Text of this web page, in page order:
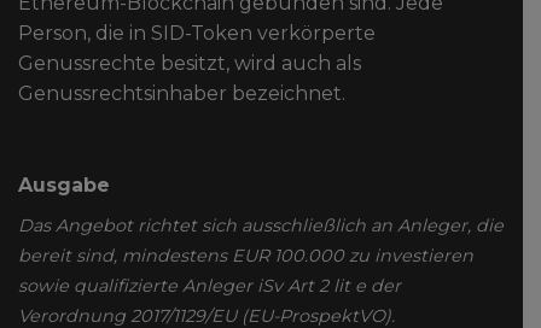
Person, die in SID-Token verkörperte
Genussrechte besitzt, wird auch als
Genussrechtsinhaber bezeichnet.
Ausgabe
Das Angebot richtet sich ausschließlich an Anleger, die
bereit sind, mindestens EUR 100.000 zu investieren
sowie qualifizierte Anleger iSv Art 2 lit e der
Verordnung 2017/1129/EU (EU-ProspektVO).